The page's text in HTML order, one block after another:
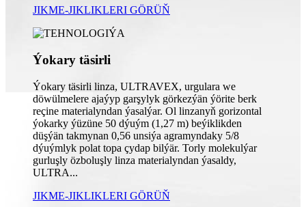
JIKME-JIKLIKLERI GÖRÜŇ
Ýokary täsirli
Ýokary täsirli linza, ULTRAVEX, urgulara we
döwülmelere ajaýyp garşylyk görkezýän ýörite berk
reçine materialyndan ýasalýar. Ol linzanyň gorizontal
ýokarky ýüzüne 50 dýuým (1,27 m) beýiklikden
düşýän takmynan 0,56 unsiýa agramyndaky 5/8
dýuýmlyk polat topa çydap bilýär. Torly molekulýar
gurluşly özboluşly linza materialyndan ýasaldy,
ULTRA...
JIKME-JIKLIKLERI GÖRÜŇ